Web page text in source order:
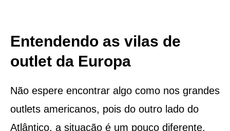
Entendendo as vilas de
outlet da Europa
Não espere encontrar algo como nos grandes
outlets americanos, pois do outro lado do
Atlântico, a situação é um pouco diferente.